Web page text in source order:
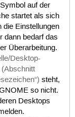
auf der
startet als sich
die Einstellungen
dann bedarf das
Überarbeitung.
Desktop-
(Abschnitt
steht,
so nicht.
Desktops